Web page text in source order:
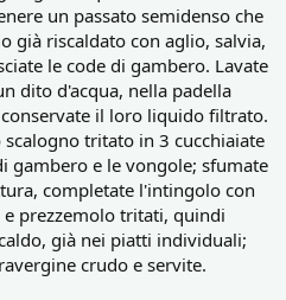
un passato semidenso che
già riscaldato con aglio, salvia,
le code di gambero. Lavate
dito d'acqua, nella padella
il loro liquido filtrato.
tritato in 3 cucchiaiate
gambero e le vongole; sfumate
completate l'intingolo con
prezzemolo tritati, quindi
già nei piatti individuali;
crudo e servite.